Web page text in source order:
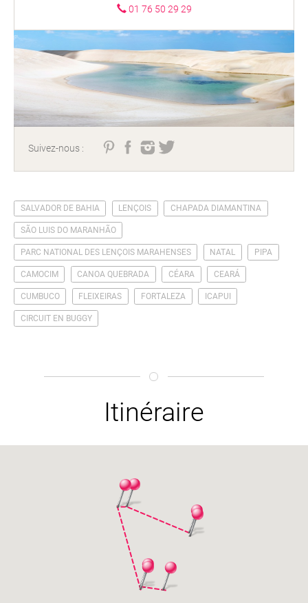
01 76 50 29 29
Suivez-nous :
SALVADOR DE BAHIA LENÇOIS CHAPADA DIAMANTINA
SÃO LUIS DO MARANHÃO
PARC NATIONAL DES LENÇOIS MARAHENSES NATAL PIPA
CAMOCIM CANOA QUEBRADA CÉARA CEARÁ
CUMBUCO FLEIXEIRAS FORTALEZA ICAPUI
CIRCUIT EN BUGGY
Itinéraire